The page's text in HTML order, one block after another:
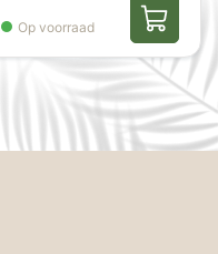
Op voorraad